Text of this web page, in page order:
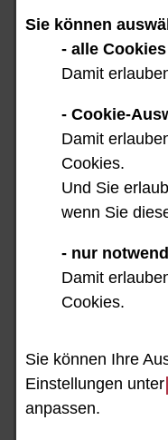
Sie können
- alle
Damit
- Cookie-
Damit
Cookies.
Und Sie
wenn Sie
- nur
Damit
Cookies.
Sie können Ihre
Einstellungen unter
anpassen.
So finden
unserer
zurecht
1. Welche
finden Sie